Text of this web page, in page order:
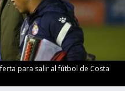
para salir al fútbol de Costa